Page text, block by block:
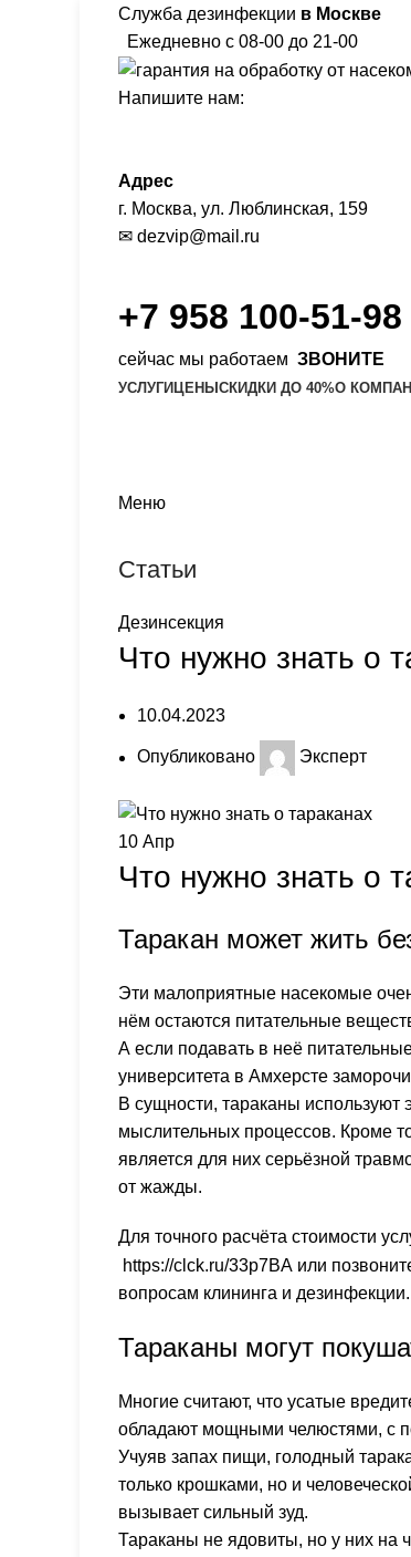
Служба дезинфекции в Москве
Ежедневно с 08-00 до 21-00
Напишите нам:
Адрес
г. Москва, ул. Люблинская, 159
✉ dezvip@mail.ru
+7 958 100-51-98
сейчас мы работаем ЗВОНИТЕ
УСЛУГИ ЦЕНЫ СКИДКИ ДО 40%О
Меню
Статьи
Дезинсекция
Что нужно знать о
10.04.2023
Опубликовано Эксперт
10 Апр
Что нужно знать о
Таракан может жить
Эти малоприятные насекомые
нём остаются питательные
А если подавать в неё
университета в Амхерсте
В сущности, тараканы используют
мыслительных процессов. Кроме
является для них серьёзной
от жажды.
Для точного расчёта стоимости
https://clck.ru/33p7BA или
вопросам клининга и дезинфекции.
Тараканы могут
Многие считают, что усатые
обладают мощными челюстями, с
Учуяв запах пищи, голодный
только крошками, но и
вызывает сильный зуд.
Тараканы не ядовиты, но у них на